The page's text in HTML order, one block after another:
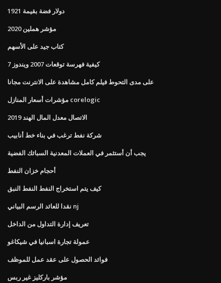
دولار فضة بقيمة 1921
مؤشر هملين 2020
كتاب جيد على الأسهم
كيفية فهرسة توقعات 2007 ويندوز 7
على مدى التحوط فيلم كامل مشاهدة على الانترنت مجانا
مؤشرات أسعار المنازل corelogic
الاتصال معدل المال الهند 2019
شركة نفط ترغب في بناء خط أنابيب
يجب أن أستثمر في العملات المعدنية السبائك الفضية
أحجام خزان النفط
كيف يتم استخراج النفط النفط النبق
نقدا للعائد الرسم البياني nj
تعريف إدارة التداول من الداخل
عمولة تجارة اسبانيا في شيكاغو
فوائد الحصول على عقد عمل للموظف
مؤشر باركليز غير ربس